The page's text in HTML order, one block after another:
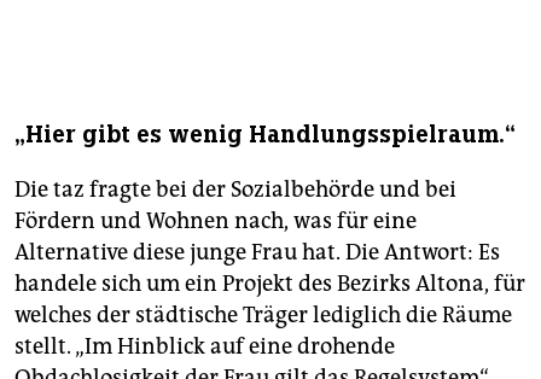
„Hier gibt es wenig Handlungsspielraum.“
Die taz fragte bei der Sozialbehörde und bei
Fördern und Wohnen nach, was für eine
Alternative diese junge Frau hat. Die Antwort: Es
handele sich um ein Projekt des Bezirks Altona, für
welches der städtische Träger lediglich die Räume
stellt. „Im Hinblick auf eine drohende